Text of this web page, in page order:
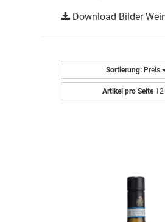
Download Bilder
Sortierung: Preis
Artikel pro Seite 12